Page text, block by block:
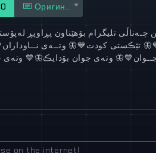
0 Оригинал
چـەناڵی تلیگرام بۆهێناون پڕاوپڕ
🦋 تێڪستی کودت💙
🦋 وتــەی نــاوداران
💙
🦋 وتەی جوان بۆدایڪ🦋
💙 وتەی
on the internet!